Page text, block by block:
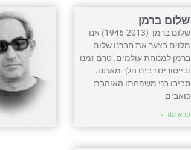
שלום ברמן
שלום ברמן (1946-2013) אנו
מלוים בצער את חברנו שלום
ברמן למנוחת עולמים. טרם זמנו
ובייסורים רבים הלך מאתנו.
סביבו בני משפחתו האוהבת
כואבים
קרא עוד »